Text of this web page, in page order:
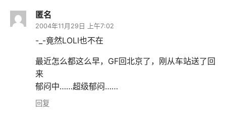
匿名
2004年11月29日 上午7:02
-_-竟然LOLI也不在
最近怎么都这么早，GF回北京了，刚从车站送了回
来
郁闷中……超级郁闷……
回复